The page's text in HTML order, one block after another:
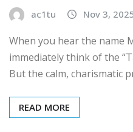
ac1tu Nov 3,
When you hear the name
immediately think of the
But the calm, charismatic
READ MORE